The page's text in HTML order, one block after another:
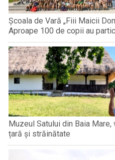
Școala de Vară „Fiii Maicii
Aproape 100 de copii au
Muzeul Satului din Baia
țară și străinătate